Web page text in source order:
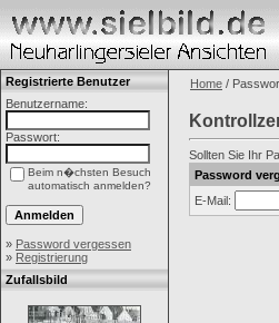
Registrierte Benutzer
Benutzername:
Passwort:
Beim n�chsten Besuch
automatisch anmelden?
» Password vergessen
» Registrierung
Zufallsbild
Home /
Sollten Sie Ihr
Password
E-Mail: